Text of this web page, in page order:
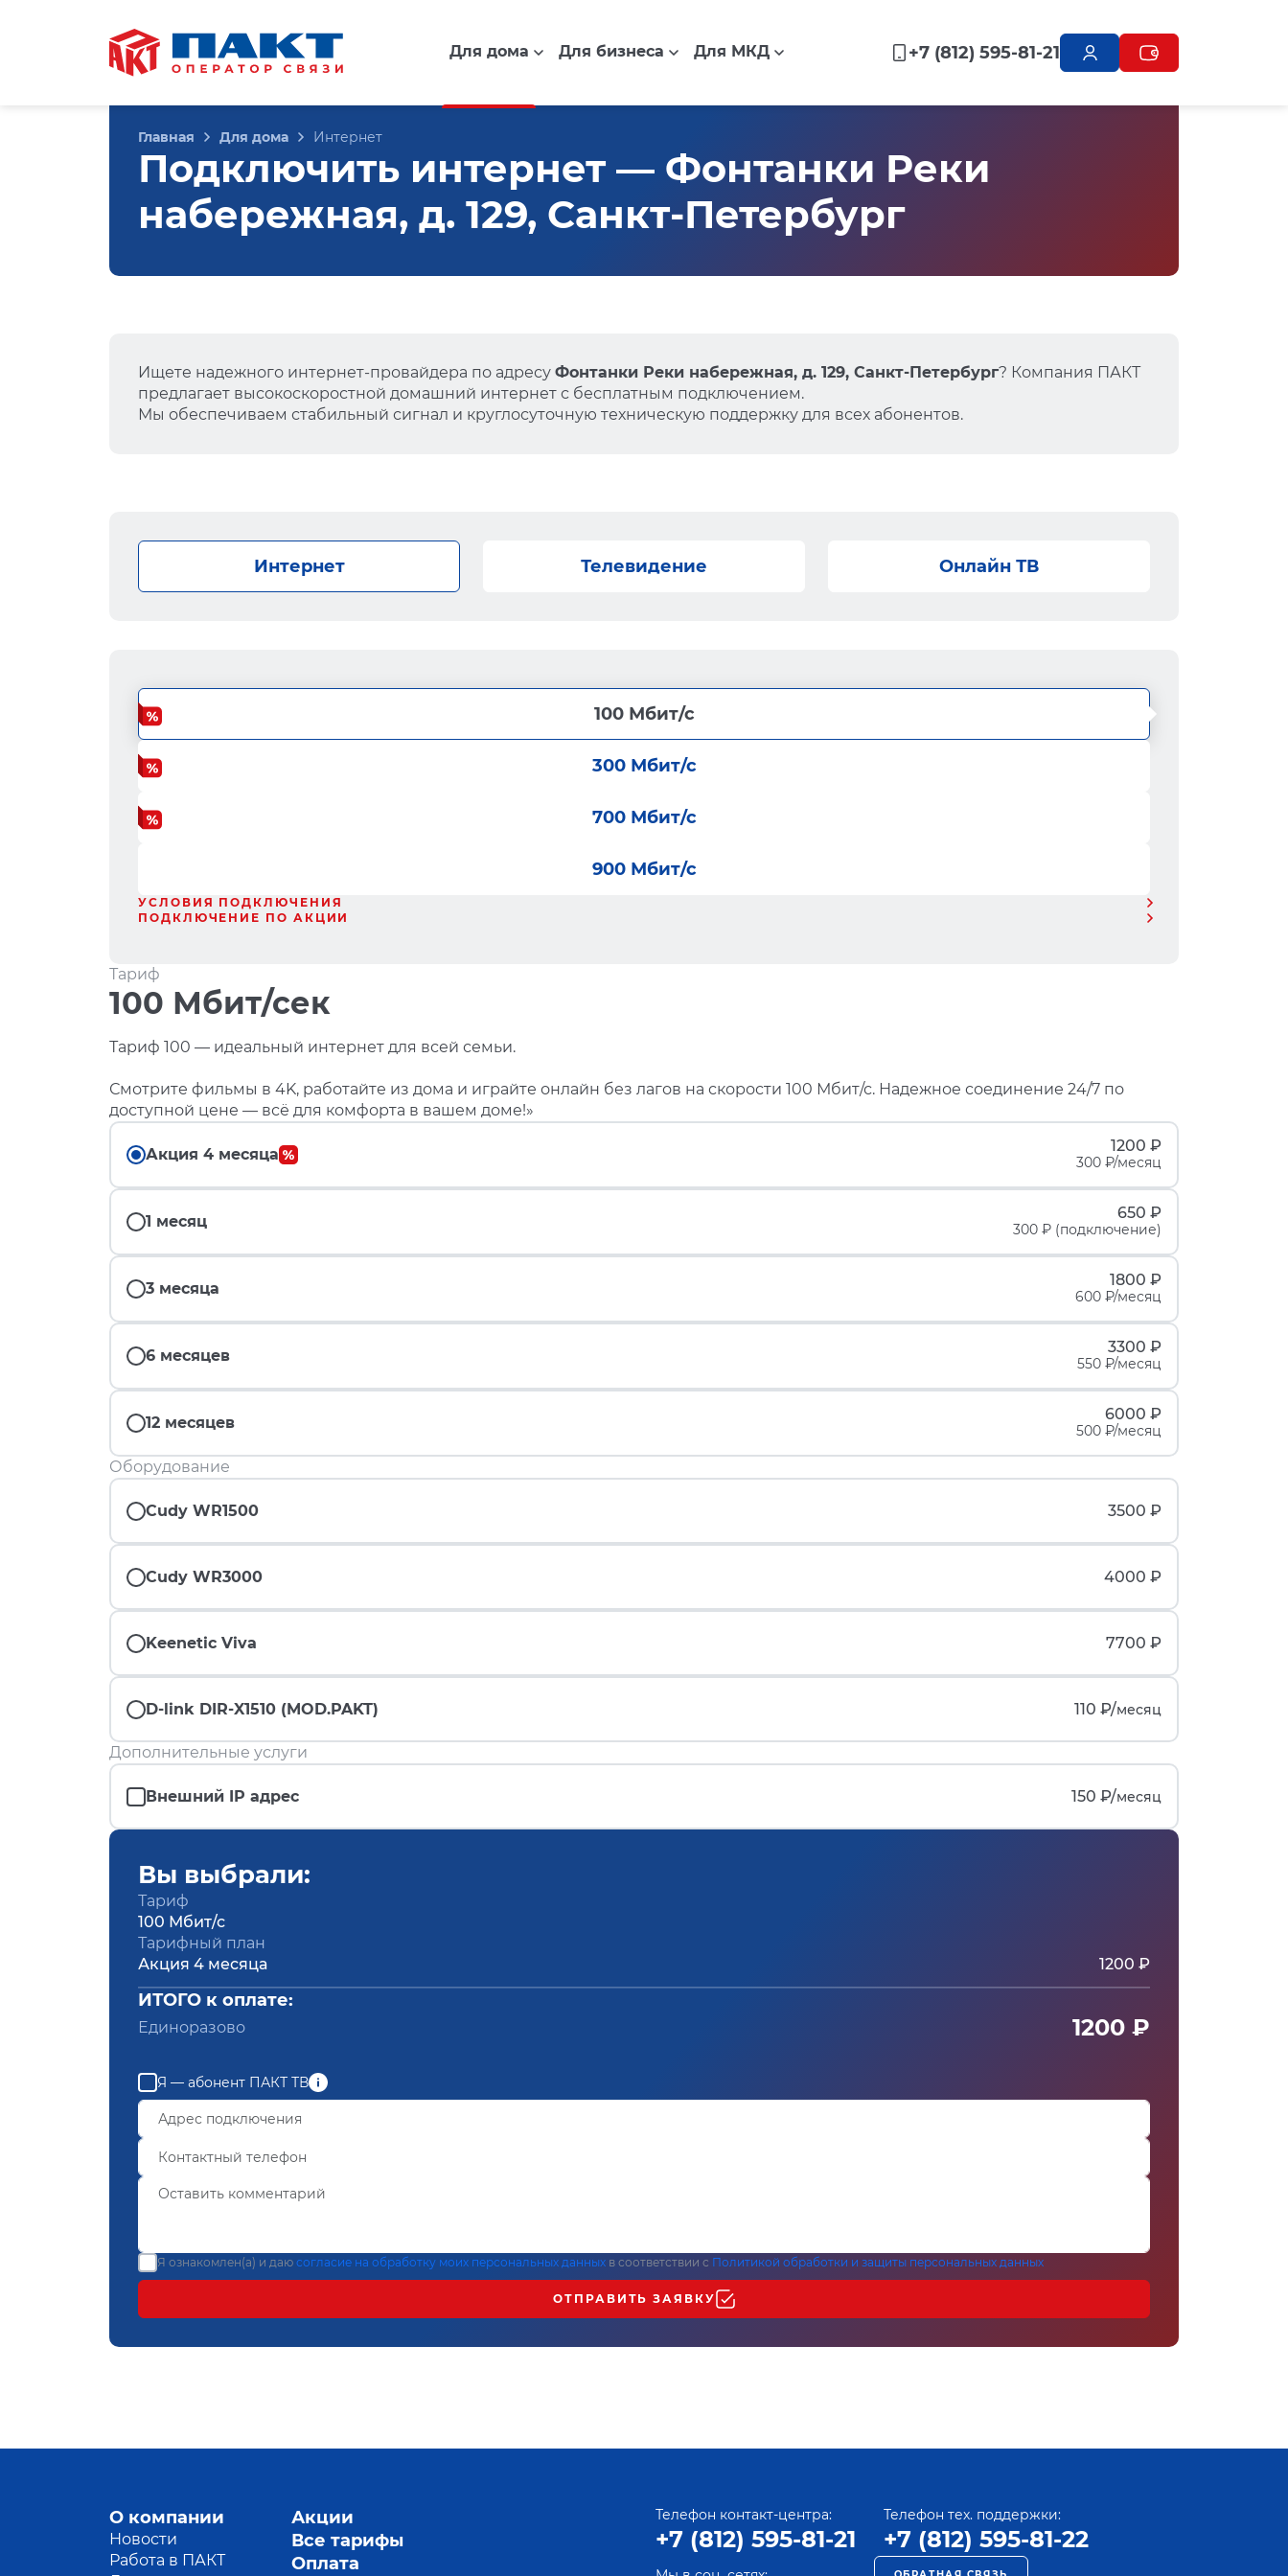
Для дома Для бизнеса Для МКД +7 (812) 595-81-21
Главная Для дома Интернет
Подключить интернет — Фонтанки Реки
набережная, д. 129, Санкт-Петербург
Ищете надежного интернет-провайдера по адресу Фонтанки Реки набережная, д. 129, Санкт-Петербург? Компания ПАКТ
предлагает высокоскоростной домашний интернет с бесплатным подключением.
Мы обеспечиваем стабильный сигнал и круглосуточную техническую поддержку для всех абонентов.
Интернет Телевидение Онлайн ТВ
100 Мбит/с
300 Мбит/с
700 Мбит/с
900 Мбит/с
УСЛОВИЯ ПОДКЛЮЧЕНИЯ
ПОДКЛЮЧЕНИЕ ПО АКЦИИ
Тариф
100 Мбит/сек
Тариф 100 — идеальный интернет для всей семьи.
Смотрите фильмы в 4K, работайте из дома и играйте онлайн без лагов на скорости 100 Мбит/с. Надежное соединение 24/7 по
доступной цене — всё для комфорта в вашем доме!»
Акция 4 месяца 1200 ₽
300 ₽/месяц
1 месяц 650 ₽
300 ₽ (подключение)
3 месяца 1800 ₽
600 ₽/месяц
6 месяцев 3300 ₽
550 ₽/месяц
12 месяцев 6000 ₽
500 ₽/месяц
Оборудование
Cudy WR1500 3500 ₽
Cudy WR3000 4000 ₽
Keenetic Viva 7700 ₽
D-link DIR-X1510 (MOD.PAKT) 110 ₽/месяц
Дополнительные услуги
Внешний IP адрес 150 ₽/месяц
Вы выбрали:
Тариф
100 Мбит/с
Тарифный план
Акция 4 месяца
1200 ₽
ИТОГО к оплате:
Единоразово 1200 ₽
Я — абонент ПАКТ ТВ
Я ознакомлен(а) и даю согласие на обработку моих персональных данных в соответствии с Политикой обработки и защиты персональных данных
ОТПРАВИТЬ ЗАЯВКУ
О компании
Новости
Работа в ПАКТ
Акции
Все тарифы
Оплата
Телефон контакт-центра:
+7 (812) 595-81-21
Телефон тех. поддержки:
+7 (812) 595-81-22